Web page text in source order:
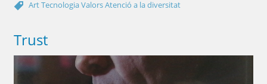
ArtTecnologiaValorsAtenció a la diversitat
Trust